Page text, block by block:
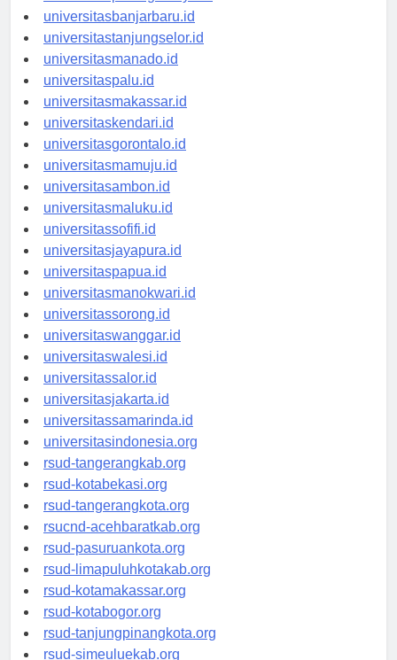
universitaspalangkaraya.id
universitasbanjarbaru.id
universitastanjungselor.id
universitasmanado.id
universitaspalu.id
universitasmakassar.id
universitaskendari.id
universitasgorontalo.id
universitasmamuju.id
universitasambon.id
universitasmaluku.id
universitassofifi.id
universitasjayapura.id
universitaspapua.id
universitasmanokwari.id
universitassorong.id
universitaswanggar.id
universitaswalesi.id
universitassalor.id
universitasjakarta.id
universitassamarinda.id
universitasindonesia.org
rsud-tangerangkab.org
rsud-kotabekasi.org
rsud-tangerangkota.org
rsucnd-acehbaratkab.org
rsud-pasuruankota.org
rsud-limapuluhkotakab.org
rsud-kotamakassar.org
rsud-kotabogor.org
rsud-tanjungpinangkota.org